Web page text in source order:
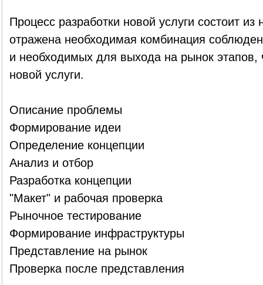
Процесс разработки новой услуги состоит
отражена необходимая комбинация
и необходимых для выхода на рынок этапов,
новой услуги.
Описание проблемы
Формирование идеи
Определение концепции
Анализ и отбор
Разработка концепции
"Макет" и рабочая проверка
Рыночное тестирование
Формирование инфраструктуры
Представление на рынок
Проверка после представления